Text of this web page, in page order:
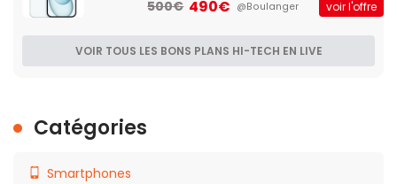
500€ 490€ @Boulanger voir l'offre
VOIR TOUS LES BONS PLANS HI-TECH EN LIVE
Catégories
Smartphones